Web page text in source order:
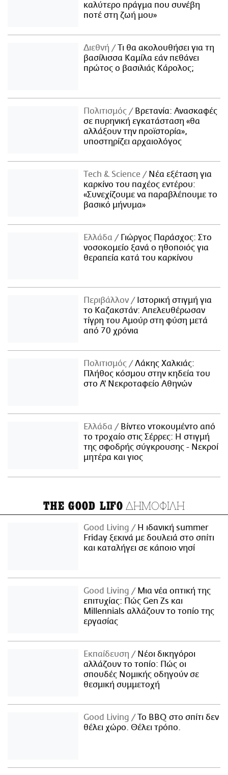
καλύτερο πράγμα που συνέβη
ποτέ στη ζωή μου»
Διεθνή
Τι θα ακολουθήσει για τη
βασίλισσα Καμίλα εάν πεθάνει
πρώτος ο βασιλιάς Κάρολος;
Πολιτισμός
Βρετανία: Ανασκαφές
σε πυρηνική εγκατάσταση «θα
αλλάξουν την προϊστορία»,
υποστηρίζει αρχαιολόγος
Τech & Science
Νέα εξέταση για
καρκίνο του παχέος εντέρου:
«Συνεχίζουμε να παραβλέπουμε το
βασικό μήνυμα»
Ελλάδα
Γιώργος Παράσχος: Στο
νοσοκομείο ξανά ο ηθοποιός για
θεραπεία κατά του καρκίνου
Περιβάλλον
Ιστορική στιγμή για
το Καζακστάν: Απελευθέρωσαν
τίγρη του Αμούρ στη φύση μετά
από 70 χρόνια
Πολιτισμός
Λάκης Χαλκιάς:
Πλήθος κόσμου στην κηδεία του
στο Α' Νεκροταφείο Αθηνών
Ελλάδα
Βίντεο ντοκουμέντο από
το τροχαίο στις Σέρρες: Η στιγμή
της σφοδρής σύγκρουσης - Νεκροί
μητέρα και γιος
THE GOOD LIFO ΔΗΜΟΦΙΛΗ
Good Living
Η ιδανική summer
Friday ξεκινά με δουλειά στο σπίτι
και καταλήγει σε κάποιο νησί
Good Living
Μια νέα οπτική της
επιτυχίας: Πώς Gen Zs και
Millennials αλλάζουν το τοπίο της
εργασίας
Εκπαίδευση
Νέοι δικηγόροι
αλλάζουν το τοπίο: Πώς οι
σπουδές Νομικής οδηγούν σε
θεσμική συμμετοχή
Good Living
Το BBQ στο σπίτι δεν
θέλει χώρο. Θέλει τρόπο.